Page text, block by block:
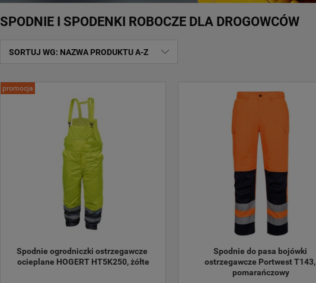
SPODNIE I SPODENKI ROBOCZE DLA DROGOWCÓW
SORTUJ WG: NAZWA PRODUKTU A-Z
Spodnie ogrodniczki ostrzegawcze
ocieplane HOGERT HT5K250, żółte
promocja
Spodnie do pasa bojówki
ostrzegawcze Portwest T143,
pomarańczowy